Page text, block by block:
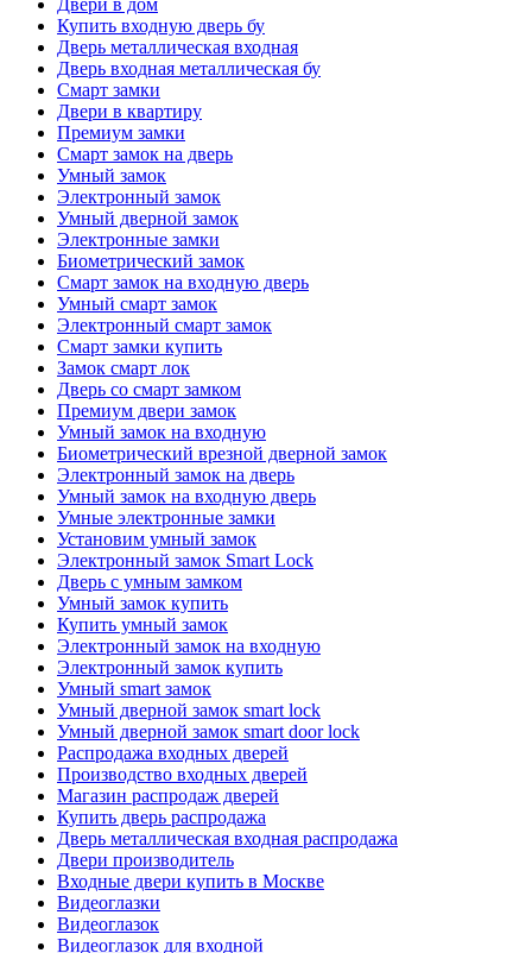
Двери в дом
Купить входную дверь бу
Дверь металлическая входная
Дверь входная металлическая бу
Смарт замки
Двери в квартиру
Премиум замки
Смарт замок на дверь
Умный замок
Электронный замок
Умный дверной замок
Электронные замки
Биометрический замок
Смарт замок на входную дверь
Умный смарт замок
Электронный смарт замок
Смарт замки купить
Замок смарт лок
Дверь со смарт замком
Премиум двери замок
Умный замок на входную
Биометрический врезной дверной замок
Электронный замок на дверь
Умный замок на входную дверь
Умные электронные замки
Установим умный замок
Электронный замок Smart Lock
Дверь с умным замком
Умный замок купить
Купить умный замок
Электронный замок на входную
Электронный замок купить
Умный smart замок
Умный дверной замок smart lock
Умный дверной замок smart door lock
Распродажа входных дверей
Производство входных дверей
Магазин распродаж дверей
Купить дверь распродажа
Дверь металлическая входная распродажа
Двери производитель
Входные двери купить в Москве
Видеоглазки
Видеоглазок
Видеоглазок для входной